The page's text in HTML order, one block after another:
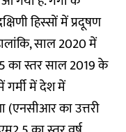
हिस्सों में प्रदूषण
साल 2020 में
का स्तर साल 2019 के
में देश में
(एनसीआर का उत्तरी